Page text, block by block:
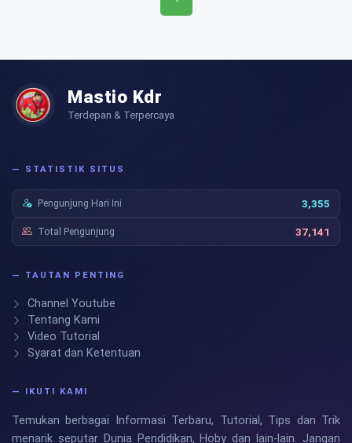
Mastio Kdr
Terdepan & Terpercaya
— STATISTIK SITUS
Pengunjung Hari Ini 3,355
Total Pengunjung 37,141
— TAUTAN PENTING
Channel Youtube
Tentang Kami
Video Tutorial
Syarat dan Ketentuan
— IKUTI KAMI
Temukan berbagai Informasi Terbaru, Tutorial, Tips dan Trik
menarik seputar Dunia Pendidikan, Hoby dan lain-lain. Jangan